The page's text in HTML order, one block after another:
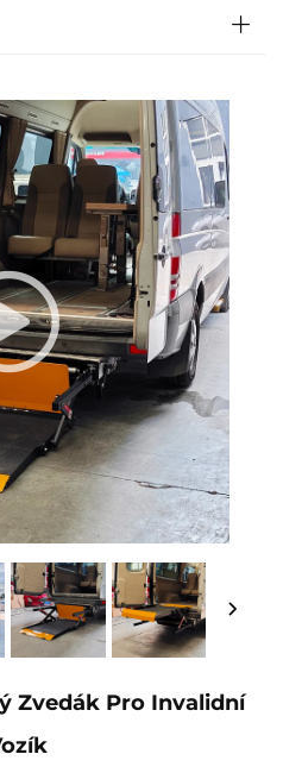
Zvedák Pro Invalidní